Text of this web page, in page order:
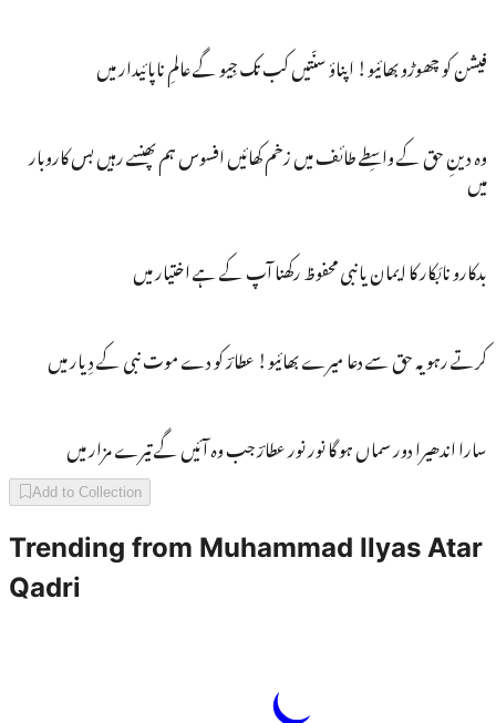
فیشن کو چھوڑو بھائیو! اپناؤ سنّتیں کب تک جِیو گے عالمِ ناپائیدار میں
وہ دینِ حق کے واسِطے طائف میں زخم کھائیں افسوس ہم پھنسے رہیں بس کاروبار
میں
بدکارو نابَکار کا ایمان یانبی محفوظ رکھنا آپ کے ہے اختیار میں
کرتے رہو یہ حق سے دعا میرے بھائیو! عطارؔ کو دے موت نبی کے دِیار میں
سارا اندھیرا دور سماں ہو گا نور نور عطارؔ جب وہ آئیں گے تیرے مزار میں
Add to Collection
Trending from Muhammad Ilyas Atar
Qadri